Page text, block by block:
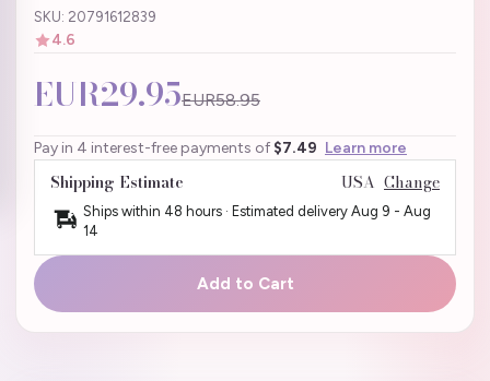
SKU: 20791612839
4.6
EUR29.95EUR58.95
Pay in 4 interest-free payments of $7.49 Learn more
Shipping Estimate USA Change
Ships within 48 hours · Estimated delivery Aug 9 - Aug
14
Add to Cart